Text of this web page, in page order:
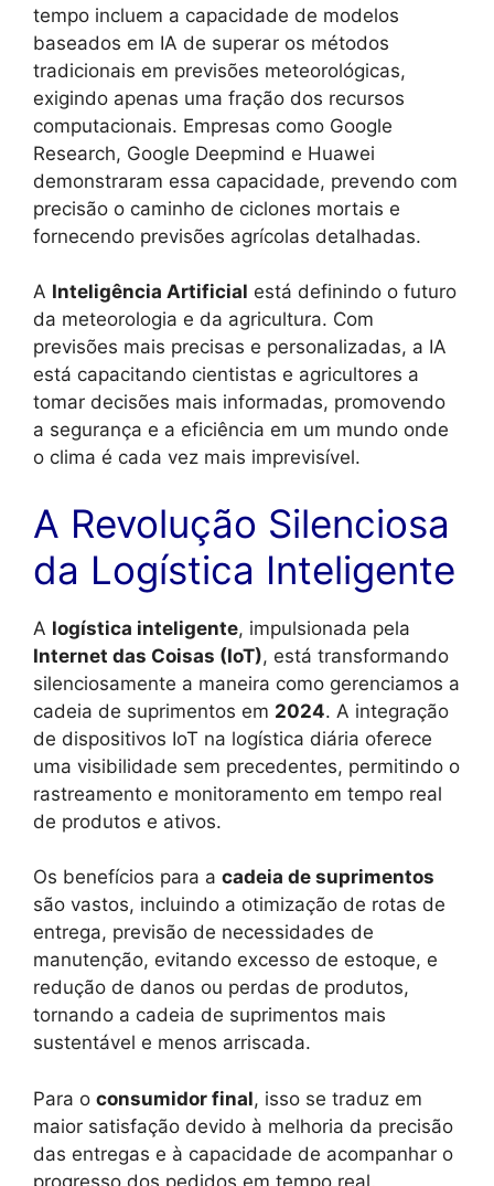
tempo incluem a capacidade de modelos
baseados em IA de superar os métodos
tradicionais em previsões meteorológicas,
exigindo apenas uma fração dos recursos
computacionais. Empresas como Google
Research, Google Deepmind e Huawei
demonstraram essa capacidade, prevendo com
precisão o caminho de ciclones mortais e
fornecendo previsões agrícolas detalhadas.
A Inteligência Artificial está definindo o futuro
da meteorologia e da agricultura. Com
previsões mais precisas e personalizadas, a IA
está capacitando cientistas e agricultores a
tomar decisões mais informadas, promovendo
a segurança e a eficiência em um mundo onde
o clima é cada vez mais imprevisível.
A Revolução Silenciosa
da Logística Inteligente
A logística inteligente, impulsionada pela
Internet das Coisas (IoT), está transformando
silenciosamente a maneira como gerenciamos a
cadeia de suprimentos em 2024. A integração
de dispositivos IoT na logística diária oferece
uma visibilidade sem precedentes, permitindo o
rastreamento e monitoramento em tempo real
de produtos e ativos.
Os benefícios para a cadeia de suprimentos
são vastos, incluindo a otimização de rotas de
entrega, previsão de necessidades de
manutenção, evitando excesso de estoque, e
redução de danos ou perdas de produtos,
tornando a cadeia de suprimentos mais
sustentável e menos arriscada.
Para o consumidor final, isso se traduz em
maior satisfação devido à melhoria da precisão
das entregas e à capacidade de acompanhar o
progresso dos pedidos em tempo real,